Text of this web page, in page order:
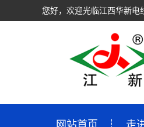
您好，欢迎光临江西华新电
网站首页 走